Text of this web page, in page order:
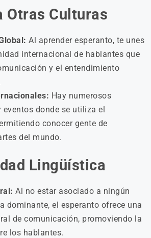
Otras Culturas
Al aprender esperanto, te unes
internacional de hablantes que
y el entendimiento
Hay numerosos
eventos donde se utiliza el
conocer gente de
del mundo.
Lingüística
Al no estar asociado a ningún
dominante, el esperanto ofrece una
de comunicación, promoviendo la
los hablantes.